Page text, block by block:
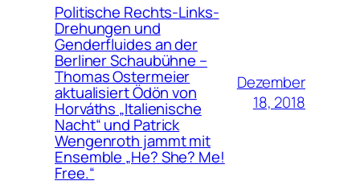
Politische Rechts-Links-
Drehungen und
Genderfluides an der
Berliner Schaubühne –
Thomas Ostermeier
aktualisiert Ödön von
Horváths „Italienische
Nacht“ und Patrick
Wengenroth jammt mit
Ensemble „He? She? Me!
Free.“
Dezember
18, 2018